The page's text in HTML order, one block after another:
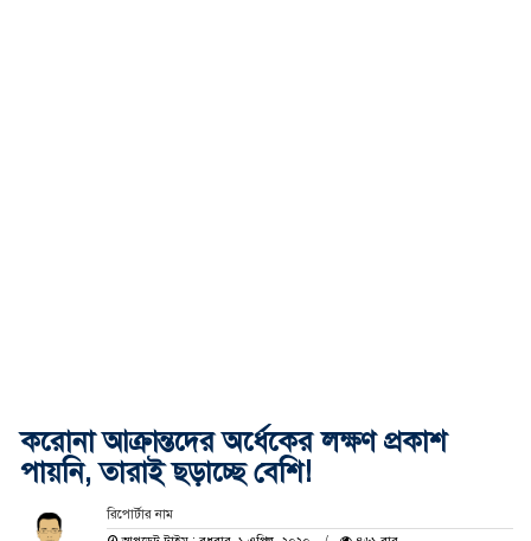
করোনা আক্রান্তদের অর্ধেকের লক্ষণ প্রকাশ
পায়নি, তারাই ছড়াচ্ছে বেশি!
রিপোর্টার নাম